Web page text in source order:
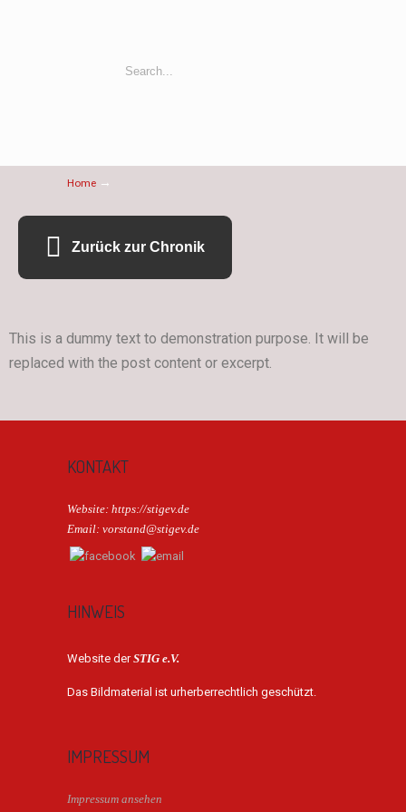
Home →
Zurück zur Chronik
This is a dummy text to demonstration purpose. It will be
replaced with the post content or excerpt.
KONTAKT
Website: https://stigev.de
Email: vorstand@stigev.de
HINWEIS
Website derSTIG e.V.
Das Bildmaterial ist urherberrechtlich geschützt.
IMPRESSUM
Impressum ansehen